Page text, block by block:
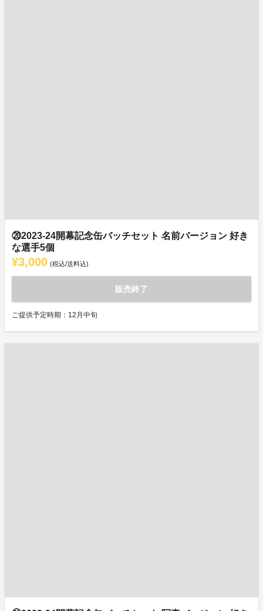
⑳2023-24開幕記念缶バッチセット 名前バージョン 好き
な選手5個
¥3,000 (税込/送料込)
販売終了
ご提供予定時期：12月中旬